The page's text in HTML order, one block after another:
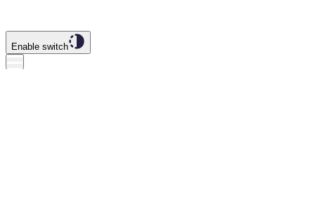
Enable switch